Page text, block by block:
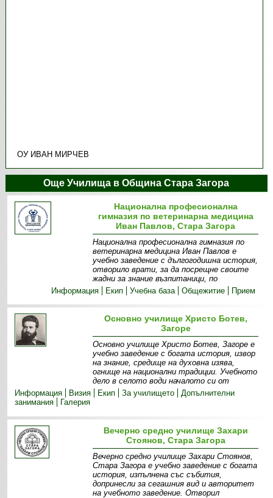
ОУ ИВАН МИРЧЕВ
Още Училища в Община Стара Загора
Национална професионална
гимназия по ветеринарна медицина
Иван Павлов, Стара Загора
Национална професионална гимназия по
ветеринарна медицина Иван Павлов е
учебно заведение с дългогодишна история,
отворило врати, за да посрещне своите
жадни за знание възпитаници, по
Информация
Екип Учебна база Общежитие Прием
Основно училище Христо Ботев,
Загоре
Основно училище Христо Ботев, Загоре е
учебно заведение с богата история, извор
на знание, средище на духовна изява,
огнище на национални традиции. Учебното
дело в селото води началото си от
Информация
Визия Екип За училището
Допълнителни
занимания
Галерия
Вечерно средно училище Захари
Стоянов, Стара Загора
Вечерно средно училище Захари Стоянов,
Стара Загора е учебно заведение с богата
история, изпълнена със събития,
допринесли за сегашния вид и авторитет
на учебното заведение. Отворил